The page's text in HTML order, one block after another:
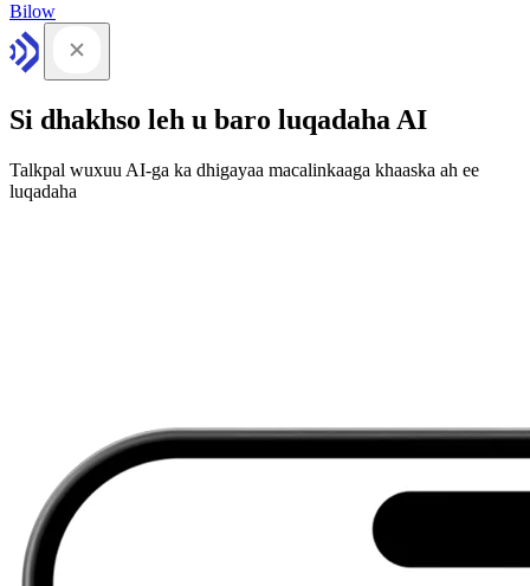
Bilow
Si dhakhso leh u baro luqadaha AI
Talkpal wuxuu AI-ga ka dhigayaa macalinkaaga khaaska ah ee
luqadaha